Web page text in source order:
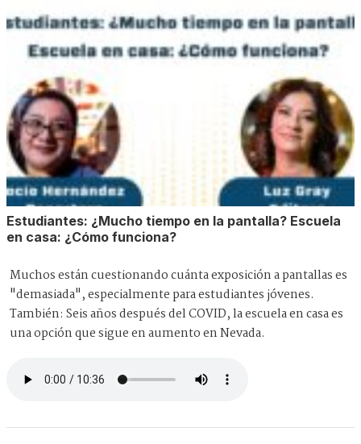
Estudiantes: ¿Mucho tiempo en la pantalla? Escuela
en casa: ¿Cómo funciona?
Muchos están cuestionando cuánta exposición a pantallas es
"demasiada", especialmente para estudiantes jóvenes.
También: Seis años después del COVID, la escuela en casa es
una opción que sigue en aumento en Nevada.